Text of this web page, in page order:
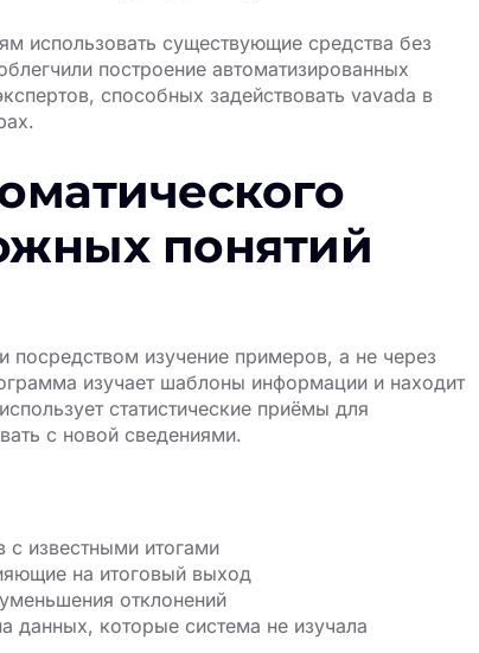
использовать существующие средства без
построение автоматизированных
способных задействовать vavada в
понятий
изучение примеров, а не через
изучает шаблоны информации и находит
статистические приёмы для
с новой сведениями.
с известными итогами
на итоговый выход
отклонений
данных, которые система не изучала